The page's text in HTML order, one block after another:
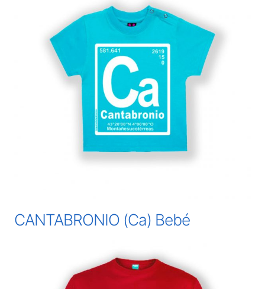
CANTABRONIO (Ca) Bebé